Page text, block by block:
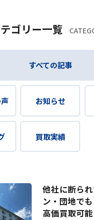
ゴリー一覧
すべての記事
お知らせ
買取実績
他社に断ら
ン・団地で
高価買取可能